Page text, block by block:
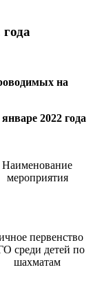
на
2022 года
Наименование
мероприятия
первенство
среди детей по
шахматам